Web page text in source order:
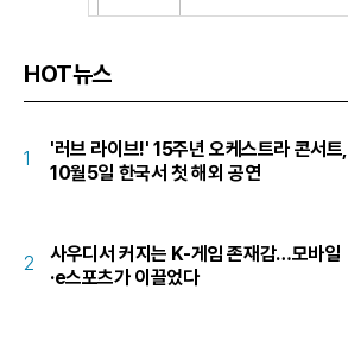
HOT뉴스
1
'러브 라이브!' 15주년 오케스트라 콘서트,
10월5일 한국서 첫 해외 공연
2
사우디서 커지는 K-게임 존재감…모바일
·e스포츠가 이끌었다